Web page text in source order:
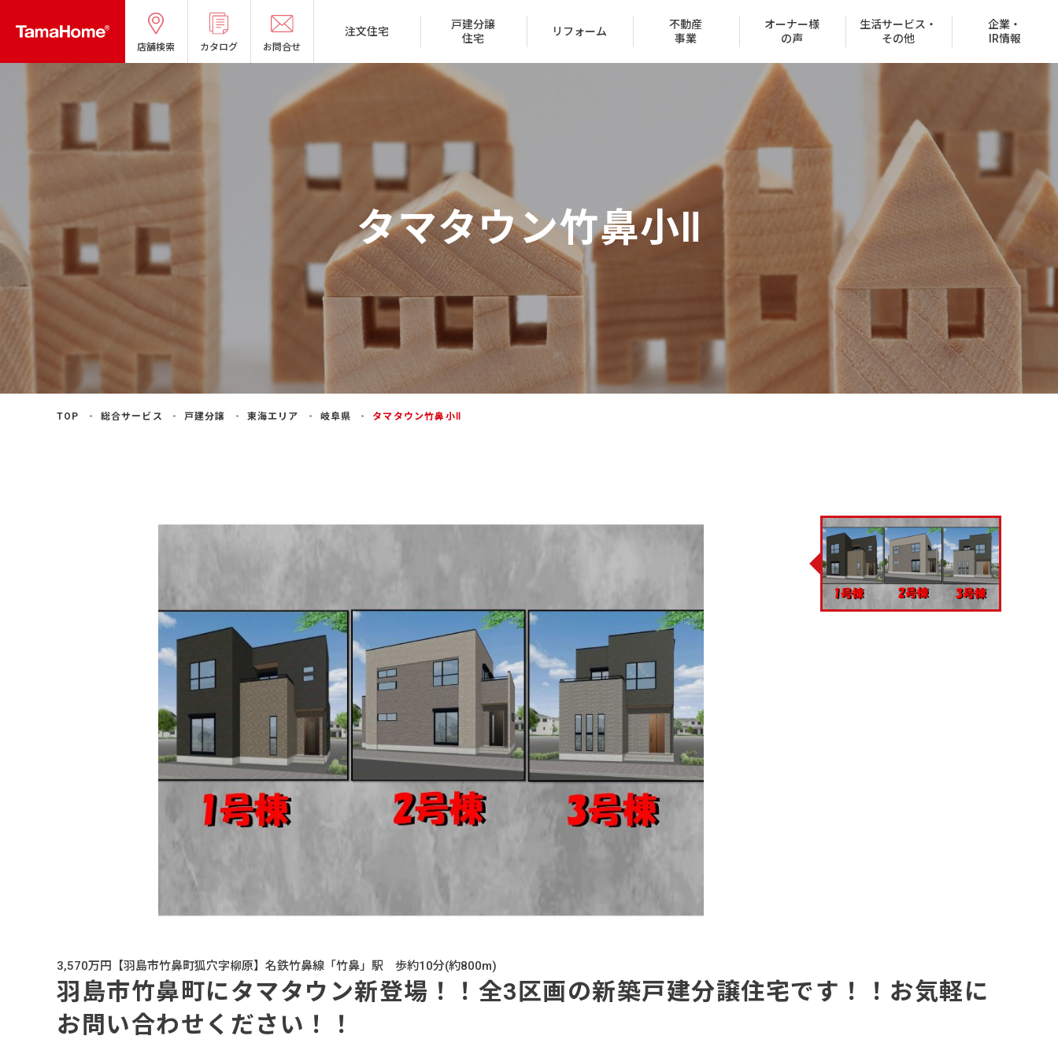
店舗検索 カタログ お問合せ
注文住宅
タマホームの考える家づくり 家づくりのステップ
保証とサポート 住宅net
戸建分譲
住宅
リフォーム
リフォームメニュー リフォーム実例
不動産
事業
分譲マンション
賃貸取扱物件
（サブリース事業）
（区分所有権販売事業）
オーナー様
の声
オーナー様の声一覧 20代の家
生活サービス・
その他
ハッピーライフクラブ お客様紹介制度
タマネット
企業・
IR情報
役員紹介
IR情報 経営方針 グループ会社
採用情報 受賞一覧 協賛イベント CMギャラリー
タマタウン竹鼻小Ⅱ
TOP 総合サービス 戸建分譲 東海エリア 岐阜県 タマタウン竹鼻小Ⅱ
3,570万円【羽島市竹鼻町狐穴字柳原】名鉄竹鼻線「竹鼻」駅 歩約10分(約800m)
羽島市竹鼻町にタマタウン新登場！！全3区画の新築戸建分譲住宅です！！お気軽に
お問い合わせください！！